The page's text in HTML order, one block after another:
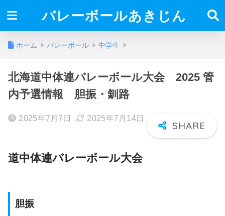
バレーボールあきじん
ホーム バレーボール 中学生
北海道中体連バレーボール大会 2025 管
内予選情報 胆振・釧路
2025年7月7日 2025年7月14日
道中体連バレーボール大会
胆振